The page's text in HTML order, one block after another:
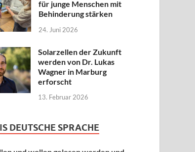
für junge Menschen mit
Behinderung stärken
24. Juni 2026
Solarzellen der Zukunft
werden von Dr. Lukas
Wagner in Marburg
erforscht
13. Februar 2026
DEUTSCHE SPRACHE